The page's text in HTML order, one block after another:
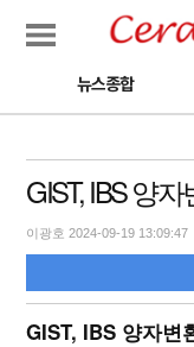
뉴스종합
GIST, IBS 양
이광호 2024-09-19 13:09:47
GIST, IBS 양자변